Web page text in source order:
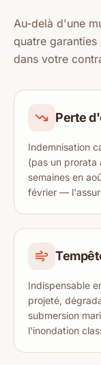
Au-delà d'une
quatre
dans votre
Perte
Indemnisation
(pas un prorata
semaines en
février —
Indispensable
projeté,
submersion
l'inondation